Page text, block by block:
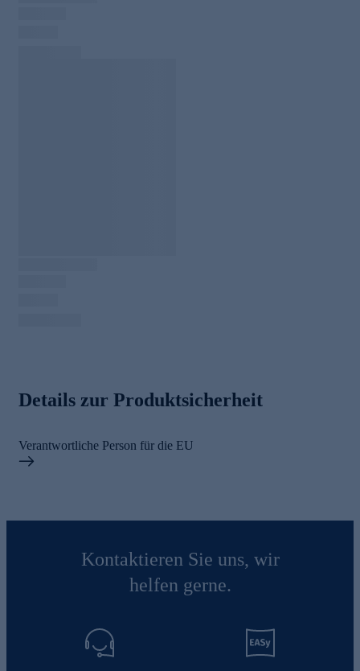
Details zur Produktsicherheit
Verantwortliche Person für die EU
Kontaktieren Sie uns, wir
helfen gerne.